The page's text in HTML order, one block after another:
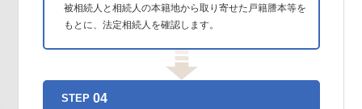
被相続人と相続人の本籍地から取り寄せた戸籍謄本等を
もとに、法定相続人を確認します。
STEP04